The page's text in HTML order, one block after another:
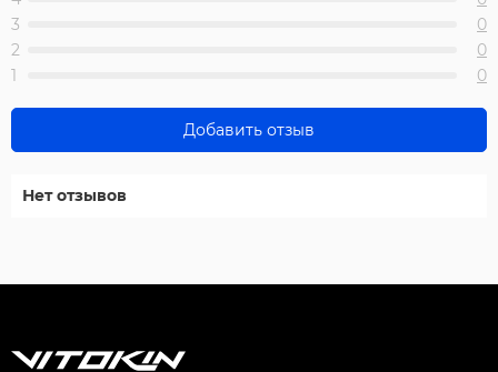
3
0
2
0
1
0
Добавить отзыв
Нет отзывов